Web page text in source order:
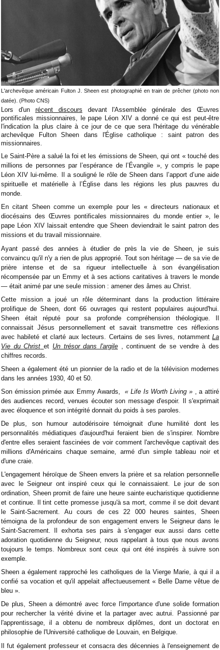
L'archevêque américain Fulton J. Sheen est photographié en train de prêcher (photo non
datée). (Photo CNS)
Lors d'un récent discours devant l'Assemblée générale des Œuvres
pontificales missionnaires, le pape Léon XIV a donné ce qui est peut-être
l'indication la plus claire à ce jour de ce que sera l'héritage du vénérable
archevêque Fulton Sheen dans l'Église catholique : saint patron des
missionnaires.
Le Saint-Père a salué la foi et les émissions de Sheen, qui ont « touché des
millions de personnes par l’espérance de l’Évangile », y compris le pape
Léon XIV lui-même. Il a souligné le rôle de Sheen dans l’apport d’une aide
spirituelle et matérielle à l’Église dans les régions les plus pauvres du
monde.
En citant Sheen comme un exemple pour les « directeurs nationaux et
diocésains des Œuvres pontificales missionnaires du monde entier », le
pape Léon XIV laissait entendre que Sheen deviendrait le saint patron des
missions et du travail missionnaire.
Ayant passé des années à étudier de près la vie de Sheen, je suis
convaincu qu'il n'y a rien de plus approprié. Tout son héritage — de sa vie de
prière intense et de sa rigueur intellectuelle à son évangélisation
récompensée par un Emmy et à ses actions caritatives à travers le monde
— était animé par une seule mission : amener des âmes au Christ.
Cette mission a joué un rôle déterminant dans la production littéraire
prolifique de Sheen, dont 66 ouvrages qui restent populaires aujourd'hui.
Sheen était réputé pour sa profonde compréhension théologique. Il
connaissait Jésus personnellement et savait transmettre ces réflexions
avec habileté et clarté aux lecteurs. Certains de ses livres, notamment La
Vie du Christ et Un trésor dans l'argile , continuent de se vendre à des
chiffres records.
Sheen a également été un pionnier de la radio et de la télévision modernes
dans les années 1930, 40 et 50.
Son émission primée aux Emmy Awards,« Life Is Worth Living », a attiré
des audiences record, venues écouter son message d'espoir. Il s'exprimait
avec éloquence et son intégrité donnait du poids à ses paroles.
De plus, son humour autodérisoire témoignait d'une humilité dont les
personnalités médiatiques d'aujourd'hui feraient bien de s'inspirer. Nombre
d'entre elles seraient fascinées de voir comment l'archevêque captivait des
millions d'Américains chaque semaine, armé d'un simple tableau noir et
d'une craie.
L'engagement héroïque de Sheen envers la prière et sa relation personnelle
avec le Seigneur ont inspiré ceux qui le connaissaient. Le jour de son
ordination, Sheen promit de faire une heure sainte eucharistique quotidienne
et continue. Il tint cette promesse jusqu'à sa mort, comme il se doit devant
le Saint-Sacrement. Au cours de ces 22 000 heures saintes, Sheen
témoigna de la profondeur de son engagement envers le Seigneur dans le
Saint-Sacrement. Il exhorta ses pairs à s'engager eux aussi dans cette
adoration quotidienne du Seigneur, nous rappelant à tous que nous avons
toujours le temps. Nombreux sont ceux qui ont été inspirés à suivre son
exemple.
Sheen a également rapproché les catholiques de la Vierge Marie, à qui il a
confié sa vocation et qu'il appelait affectueusement « Belle Dame vêtue de
bleu ».
De plus, Sheen a démontré avec force l'importance d'une solide formation
pour rechercher la vérité divine et la partager avec autrui. Passionné par
l'apprentissage, il a obtenu de nombreux diplômes, dont un doctorat en
philosophie de l'Université catholique de Louvain, en Belgique.
Il fut également professeur et consacra des décennies à l'enseignement de